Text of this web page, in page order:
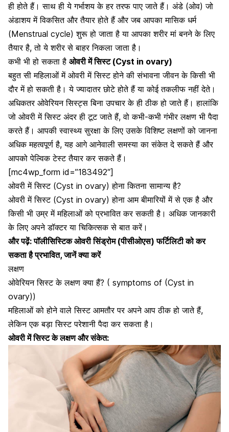
ही होते हैं। साथ ही ये गर्भाशय के हर तरफ पाए जाते हैं। अंडे (ओव) जो
अंडाशय में विकसित और तैयार होते हैं और जब आपका मासिक धर्म
(Menstrual cycle) शुरू हो जाता है या आपका शरीर मां बनने के लिए
तैयार है, तो ये शरीर से बाहर निकला जाता है।
कभी भी हो सकता है ओवरी में सिस्ट (Cyst in ovary)
बहुत सी महिलाओं में ओवरी में सिस्ट होने की संभावना जीवन के किसी भी
दौर में हो सकती है। ये ज्यादातर छोटे होते हैं या कोई तकलीफ नहीं देते।
अधिकतर ओवेरियन सिस्ट्स बिना उपचार के ही ठीक हो जाते हैं। हालांकि
जो ओवरी में सिस्ट अंदर ही टूट जाते हैं, वो कभी-कभी गंभीर लक्षण भी पैदा
करते हैं। आपकी स्वास्थ्य सुरक्षा के लिए उसके विशिष्ट लक्षणों को जानना
अधिक महत्वपूर्ण है, यह आगे आनेवाली समस्या का संकेत दे सकते हैं और
आपको पेल्विक टेस्ट तैयार कर सकते हैं।
[mc4wp_form id=”183492″]
ओवरी में सिस्ट (Cyst in ovary) होना कितना सामान्य है?
ओवरी में सिस्ट (Cyst in ovary) होना आम बीमारियों में से एक है और
किसी भी उम्र में महिलाओं को प्रभावित कर सकती है। अधिक जानकारी
के लिए अपने डॉक्टर या चिकित्सक से बात करें।
और पढ़ें:पॉलीसिस्टिक ओवरी सिंड्रोम (पीसीओएस) फर्टिलिटी को कर
सकता है प्रभावित, जानें क्या करें
लक्षण
ओवेरियन सिस्ट के लक्षण क्या हैं? ( symptoms of (Cyst in
ovary))
महिलाओं को होने वाले सिस्टआमतौर पर अपने आप ठीक हो जाते हैं,
लेकिन एक बड़ा सिस्ट परेशानी पैदा कर सकता है।
ओवरी में सिस्ट के लक्षण और संकेत: